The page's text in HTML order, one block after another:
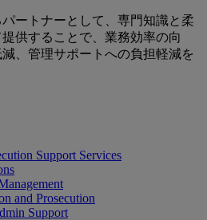
ートナーとして、専門知識と柔
供することで、業務効率の向
減、管理サポートへの負担軽減を
Support Services
and Prosecution
Support